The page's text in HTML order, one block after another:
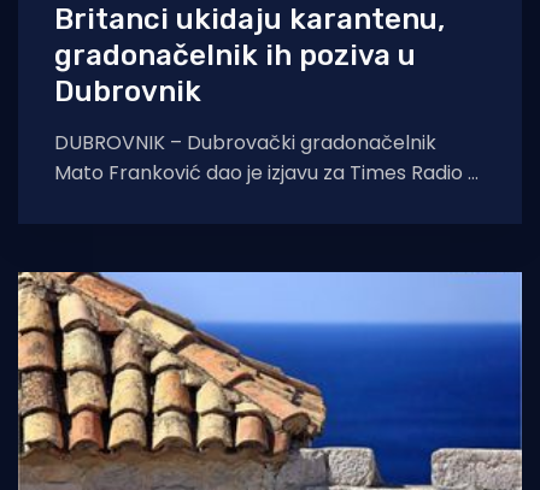
Britanci ukidaju karantenu,
gradonačelnik ih poziva u
Dubrovnik
DUBROVNIK – Dubrovački gradonačelnik
Mato Franković dao je izjavu za Times Radio u
Dubrovnik.